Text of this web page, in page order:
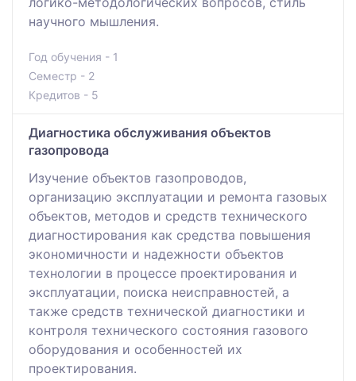
научного мышления.
Год обучения - 1
Семестр - 2
Кредитов - 5
Диагностика обслуживания объектов
газопровода
Изучение объектов газопроводов,
организацию эксплуатации и ремонта газовых
объектов, методов и средств технического
диагностирования как средства повышения
экономичности и надежности объектов
технологии в процессе проектирования и
эксплуатации, поиска неисправностей, а
также средств технической диагностики и
контроля технического состояния газового
оборудования и особенностей их
проектирования.